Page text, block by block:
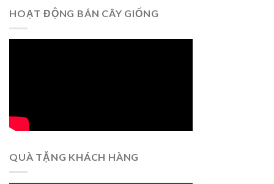
HOẠT ĐỘNG BÁN CÂY GIỐNG
QUÀ TẶNG KHÁCH HÀNG